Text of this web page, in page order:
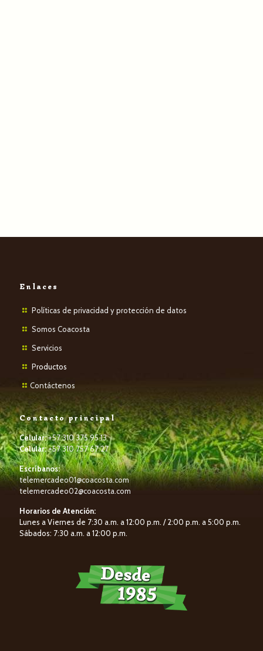
Enlaces
Políticas de privacidad y protección de datos
Somos Coacosta
Servicios
Productos
Contáctenos
Contacto principal
Celular:+57 310 375 95 13
Celular:+57 310 757 67 27
Escríbanos:
telemercadeo01@coacosta.com
telemercadeo02@coacosta.com
Horarios de Atención:
Lunes a Viernes de 7:30 a.m. a 12:00 p.m. / 2:00 p.m. a 5:00 p.m.
Sábados: 7:30 a.m. a 12:00 p.m.